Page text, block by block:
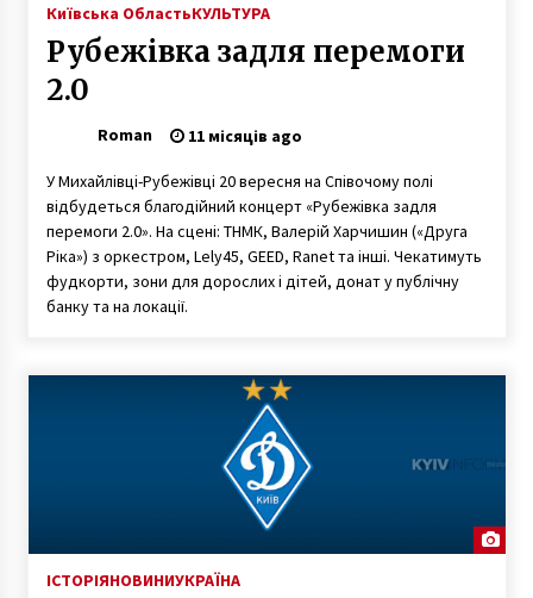
Київська ОбластьКУЛЬТУРА
Рубежівка задля перемоги
2.0
Roman 11 місяців ago
У Михайлівці-Рубежівці 20 вересня на Співочому полі
відбудеться благодійний концерт «Рубежівка задля
перемоги 2.0». На сцені: ТНМК, Валерій Харчишин («Друга
Ріка») з оркестром, Lely45, GEED, Ranet та інші. Чекатимуть
фудкорти, зони для дорослих і дітей, донат у публічну
банку та на локації.
ІСТОРІЯНОВИНИУКРАЇНА